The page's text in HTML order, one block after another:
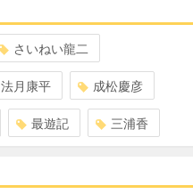
さいねい龍二
法月康平 成松慶彦
最遊記 三浦香